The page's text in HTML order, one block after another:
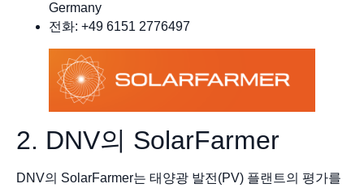
Germany
전화: +49 6151 2776497
2. DNV의 SolarFarmer
DNV의 SolarFarmer는 태양광 발전(PV) 플랜트의 평가를